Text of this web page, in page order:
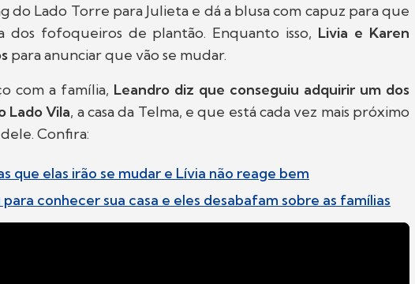
do Lado Torre para Julieta e dá a blusa com capuz para que
dos fofoqueiros de plantão. Enquanto isso, Livia e Karen
para anunciar que vão se mudar.
com a família, Leandro diz que conseguiu adquirir um dos
Lado Vila, a casa da Telma, e que está cada vez mais próximo
Confira:
que elas irão se mudar e Lívia não reage bem
para conhecer sua casa e eles desabafam sobre as famílias